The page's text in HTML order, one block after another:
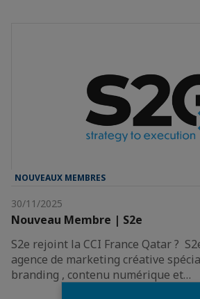
NOUVEAUX MEMBRES
30/11/2025
Nouveau Membre | S2e
S2e rejoint la CCI France Qatar ?
agence de marketing créative
branding , contenu numérique et…